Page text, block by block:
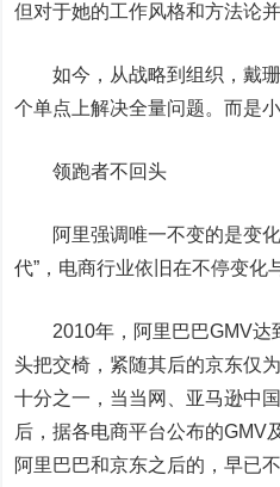
但对于她的工作风格和方法论并
如今，从战略到组织，戴珊
个单点上解决全量问题。而是小
领跑者不回头
阿里强调唯一不变的是变化
代”，电商行业依旧在不停变化
2010年，阿里巴巴GMV达
头把交椅，紧随其后的京东仅
十分之一，当当网、亚马逊中
后，据各电商平台公布的GMV
阿里巴巴和京东之后的，早已